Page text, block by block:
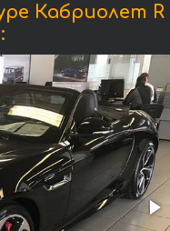
Кабриолет R